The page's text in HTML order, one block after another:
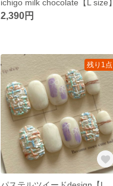
ichigo milk chocolate【L size】
2,390円
残り1点